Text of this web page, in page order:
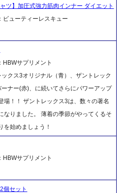
ツ】加圧式強力筋肉インナー ダイエット
ューティーレスキュー
サプリメント
クス3オリジナル（青）、ザントレック
ナー(赤)、に続いてさらにパワーアップ
場！！ ザントレックス3は、数々の著名
なりました。 薄着の季節がやってくるそ
を始めましょう！
サプリメント
セット